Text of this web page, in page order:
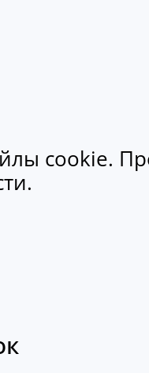
cookie.